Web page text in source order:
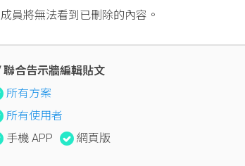
員將無法看到已刪除的內容。
合告示牆編輯貼文
所有方案
所有使用者
手機 APP
網頁版